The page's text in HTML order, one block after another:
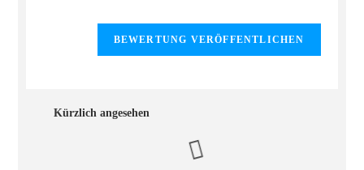
Kürzlich angesehen